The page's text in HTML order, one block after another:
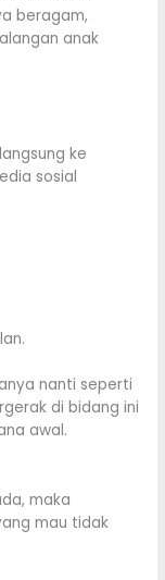
beragam,
anak
ke
sosial
nanti seperti
di bidang ini
awal.
maka
mau tidak